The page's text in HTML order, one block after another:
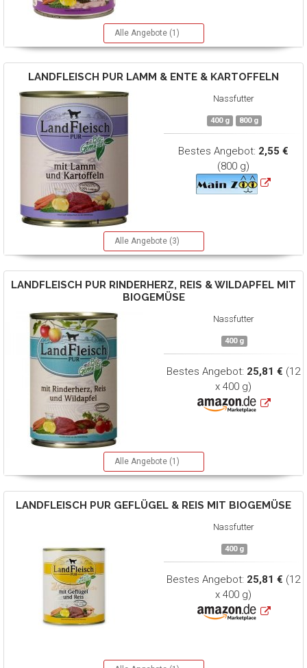
Alle Angebote (1)
LANDFLEISCH PUR LAMM & ENTE & KARTOFFELN
Nassfutter
400 g 800 g
Bestes Angebot: 2,55 €
(800 g)
Alle Angebote (3)
LANDFLEISCH PUR RINDERHERZ, REIS & WILDAPFEL MIT
BIOGEMÜSE
Nassfutter
400 g
Bestes Angebot: 25,81 € (12
x 400 g)
Alle Angebote (1)
LANDFLEISCH PUR GEFLÜGEL & REIS MIT BIOGEMÜSE
Nassfutter
400 g
Bestes Angebot: 25,81 € (12
x 400 g)